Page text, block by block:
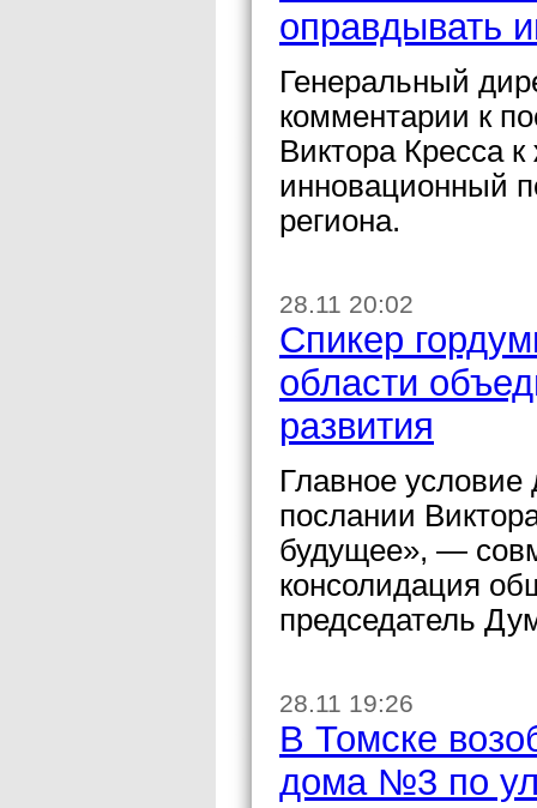
оправдывать
Генеральный
комментарии к
Виктора Кресса
инновационный
региона.
28.11 20:02
Спикер
области
развития
Главное
послании
будущее», —
консолидация
председатель
28.11 19:26
В Томске
дома №3 по